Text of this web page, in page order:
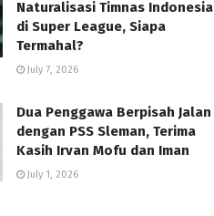
Naturalisasi Timnas Indonesia
di Super League, Siapa
Termahal?
July 7, 2026
Dua Penggawa Berpisah Jalan
dengan PSS Sleman, Terima
Kasih Irvan Mofu dan Iman
July 1, 2026